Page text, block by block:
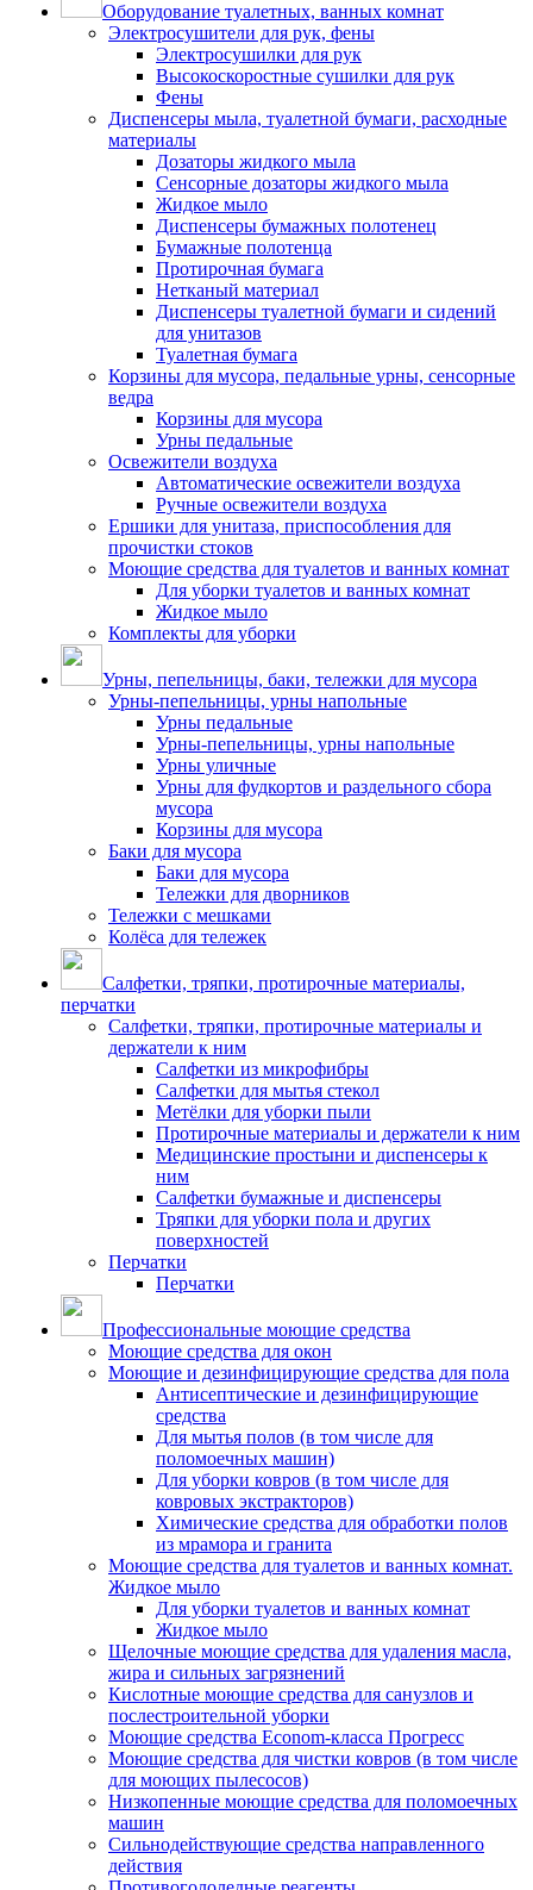
Оборудование туалетных, ванных комнат
Электросушители для рук, фены
Электросушилки для рук
Высокоскоростные сушилки для рук
Фены
Диспенсеры мыла, туалетной бумаги, расходные
материалы
Дозаторы жидкого мыла
Сенсорные дозаторы жидкого мыла
Жидкое мыло
Диспенсеры бумажных полотенец
Бумажные полотенца
Протирочная бумага
Нетканый материал
Диспенсеры туалетной бумаги и сидений
для унитазов
Туалетная бумага
Корзины для мусора, педальные урны, сенсорные
ведра
Корзины для мусора
Урны педальные
Освежители воздуха
Автоматические освежители воздуха
Ручные освежители воздуха
Ершики для унитаза, приспособления для
прочистки стоков
Моющие средства для туалетов и ванных комнат
Для уборки туалетов и ванных комнат
Жидкое мыло
Комплекты для уборки
Урны, пепельницы, баки, тележки для мусора
Урны-пепельницы, урны напольные
Урны педальные
Урны-пепельницы, урны напольные
Урны уличные
Урны для фудкортов и раздельного сбора
мусора
Корзины для мусора
Баки для мусора
Баки для мусора
Тележки для дворников
Тележки с мешками
Колёса для тележек
Салфетки, тряпки, протирочные материалы,
перчатки
Салфетки, тряпки, протирочные материалы и
держатели к ним
Салфетки из микрофибры
Салфетки для мытья стекол
Метёлки для уборки пыли
Протирочные материалы и держатели к ним
Медицинские простыни и диспенсеры к
ним
Салфетки бумажные и диспенсеры
Тряпки для уборки пола и других
поверхностей
Перчатки
Перчатки
Профессиональные моющие средства
Моющие средства для окон
Моющие и дезинфицирующие средства для пола
Антисептические и дезинфицирующие
средства
Для мытья полов (в том числе для
поломоечных машин)
Для уборки ковров (в том числе для
ковровых экстракторов)
Химические средства для обработки полов
из мрамора и гранита
Моющие средства для туалетов и ванных комнат.
Жидкое мыло
Для уборки туалетов и ванных комнат
Жидкое мыло
Щелочные моющие средства для удаления масла,
жира и сильных загрязнений
Кислотные моющие средства для санузлов и
послестроительной уборки
Моющие средства Econom-класса Прогресс
Моющие средства для чистки ковров (в том числе
для моющих пылесосов)
Низкопенные моющие средства для поломоечных
машин
Сильнодействующие средства направленного
действия